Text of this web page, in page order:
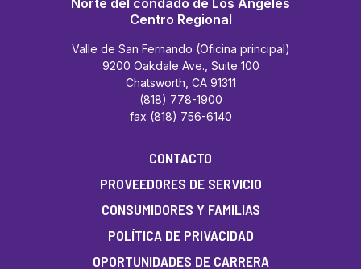
Centro Regional
Valle de San Fernando (Oficina principal)
9200 Oakdale Ave., Suite 100
Chatsworth, CA 91311
(818) 778-1900
fax (818) 756-6140
CONTACTO
PROVEEDORES DE SERVICIO
CONSUMIDORES Y FAMILIAS
POLÍTICA DE PRIVACIDAD
OPORTUNIDADES DE CARRERA